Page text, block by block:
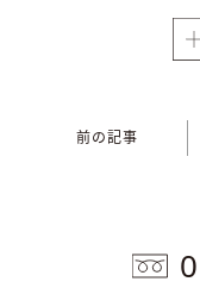
前の記事